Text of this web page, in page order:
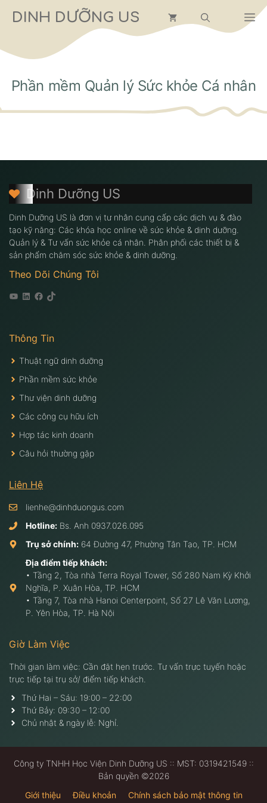
đến
dung
DINH DƯỠNG US
Phần mềm Quản lý Sức khỏe Cá nhân
Dinh Dưỡng US
Dinh Dưỡng US là đơn vị tư nhân cung cấp các dịch vụ & đào
tạo kỹ năng: Các khóa học online về sức khỏe & dinh dưỡng.
Quản lý & Tư vấn sức khỏe cá nhân. Phân phối các thiết bị &
sản phẩm chăm sóc sức khỏe & dinh dưỡng.
Theo Dõi Chúng Tôi
Youtube
Linkedin
Facebook
Tiktok
Thông Tin
Thuật ngữ dinh dưỡng
Phần mềm sức khỏe
Thư viện dinh dưỡng
Các công cụ hữu ích
Hợp tác kinh doanh
Câu hỏi thường gặp
Liên Hệ
lienhe@dinhduongus.com
Hotline: Bs. Anh 0937.026.095
Trụ sở chính: 64 Đường 47, Phường Tân Tạo, TP. HCM
Địa điểm tiếp khách:
• Tầng 2, Tòa nhà Terra Royal Tower, Số 280 Nam Kỳ Khởi
Nghĩa, P. Xuân Hòa, TP. HCM
• Tầng 7, Tòa nhà Hanoi Centerpoint, Số 27 Lê Văn Lương,
P. Yên Hòa, TP. Hà Nội
Giờ Làm Việc
Thời gian làm việc: Cần đặt hẹn trước. Tư vấn trực tuyến hoặc
trực tiếp tại trụ sở/ điểm tiếp khách.
Thứ Hai – Sáu: 19:00 – 22:00
Thứ Bảy: 09:30 – 12:00
Chủ nhật & ngày lễ: Nghỉ.
Công ty TNHH Học Viện Dinh Dưỡng US :: MST: 0319421549 ::
Bản quyền ©2026
Giới thiệu
Điều khoản
Chính sách bảo mật thông tin